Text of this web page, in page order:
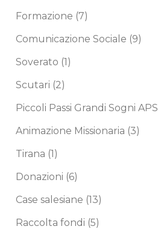
Formazione (7)
Comunicazione Sociale (9)
Soverato (1)
Scutari (2)
Piccoli Passi Grandi Sogni APS
Animazione Missionaria (3)
Tirana (1)
Donazioni (6)
Case salesiane (13)
Raccolta fondi (5)